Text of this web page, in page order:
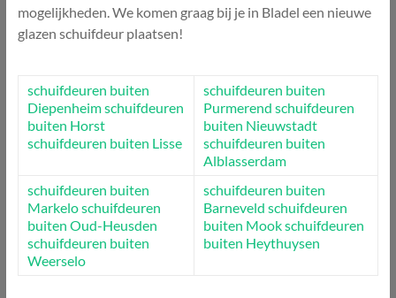
mogelijkheden. We komen graag bij je in Bladel een nieuwe
glazen schuifdeur plaatsen!
schuifdeuren buiten
Diepenheimschuifdeuren
buiten Horst
schuifdeuren buiten Lisse
schuifdeuren buiten
Purmerend schuifdeuren
buiten Nieuwstadt
schuifdeuren buiten
Alblasserdam
schuifdeuren buiten
Markeloschuifdeuren
buiten Oud-Heusden
schuifdeuren buiten
Weerselo
schuifdeuren buiten
Barneveld schuifdeuren
buiten Mookschuifdeuren
buiten Heythuysen